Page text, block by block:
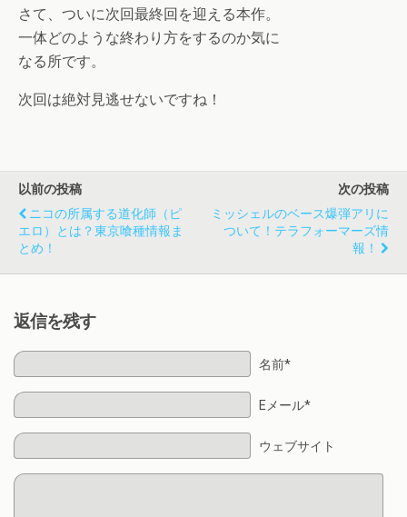
さて、ついに次回最終回を迎える本作。
一体どのような終わり方をするのか気に
なる所です。
次回は絶対見逃せないですね！
以前の投稿
ニコの所属する道化師（ピ
エロ）とは？東京喰種情報ま
とめ！
次の投稿
ミッシェルのベース爆弾アリに
ついて！テラフォーマーズ情
報！
返信を残す
名前*
Eメール*
ウェブサイト